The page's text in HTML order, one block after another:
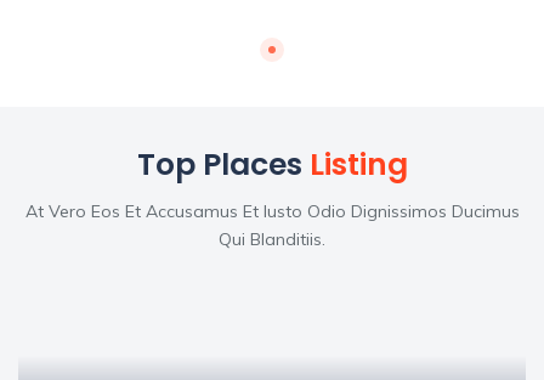
Top Places Listing
At Vero Eos Et Accusamus Et Iusto Odio Dignissimos Ducimus
Qui Blanditiis.